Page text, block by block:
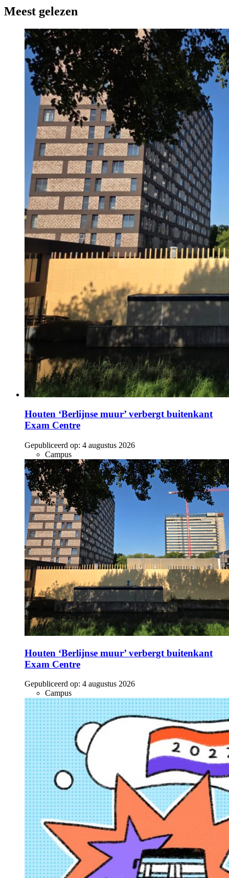
Meest gelezen
Houten ‘Berlijnse muur’ verbergt buitenkant
Exam Centre
Gepubliceerd op: 4 augustus 2026
Campus
Houten ‘Berlijnse muur’ verbergt buitenkant
Exam Centre
Gepubliceerd op: 4 augustus 2026
Campus